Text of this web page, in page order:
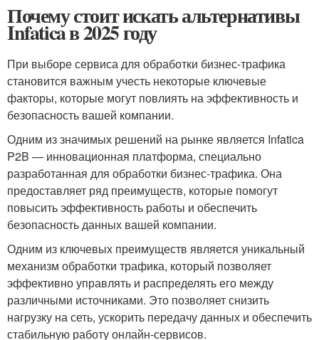
Почему стоит искать альтернативы
Infatica в 2025 году
При выборе сервиса для обработки бизнес-трафика
становится важным учесть некоторые ключевые
факторы, которые могут повлиять на эффективность и
безопасность вашей компании.
Одним из значимых решений на рынке является Infatica
P2B — инновационная платформа, специально
разработанная для обработки бизнес-трафика. Она
предоставляет ряд преимуществ, которые помогут
повысить эффективность работы и обеспечить
безопасность данных вашей компании.
Одним из ключевых преимуществ является уникальный
механизм обработки трафика, который позволяет
эффективно управлять и распределять его между
различными источниками. Это позволяет снизить
нагрузку на сеть, ускорить передачу данных и обеспечить
стабильную работу онлайн-сервисов.